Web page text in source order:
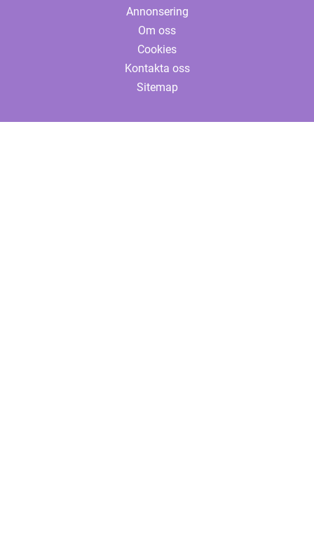
Annonsering
Om oss
Cookies
Kontakta oss
Sitemap